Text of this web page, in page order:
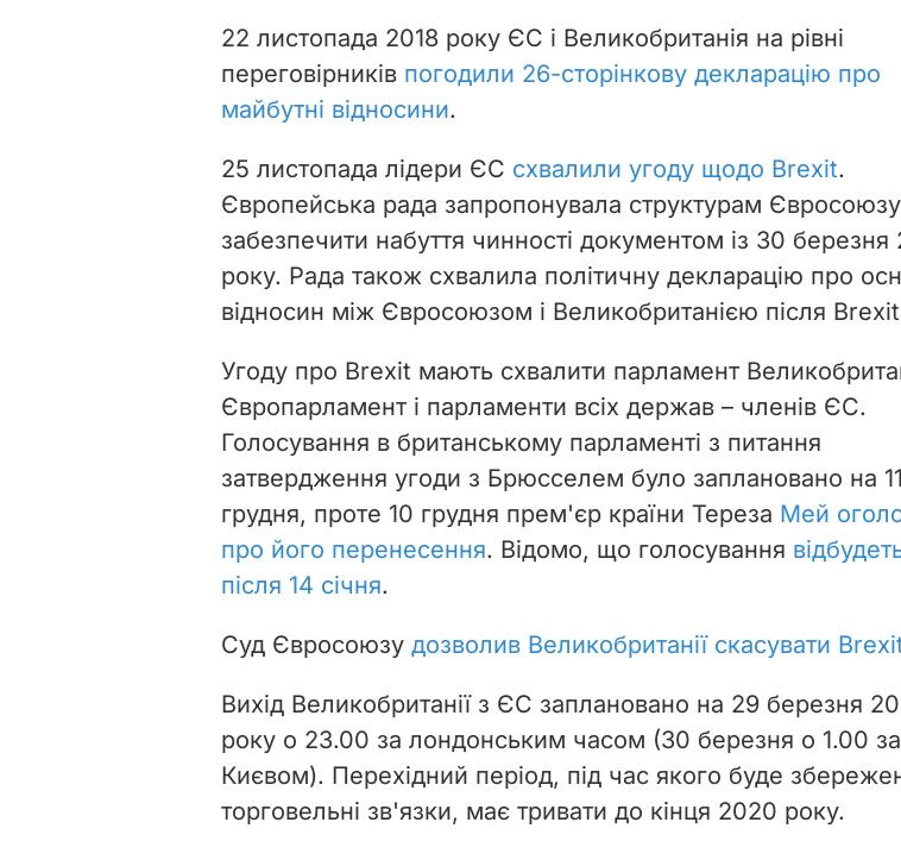
22 листопада 2018 року ЄС і Великобританія на рівні
переговірників погодили 26-сторінкову декларацію про
майбутні відносини.
25 листопада лідери ЄС схвалили угоду щодо Brexit.
Європейська рада запропонувала структурам Євросоюзу
забезпечити набуття чинності документом із 30 березня
року. Рада також схвалила політичну декларацію про
відносин між Євросоюзом і Великобританією після
Угоду про Brexit мають схвалити парламент
Європарламент і парламенти всіх держав – членів ЄС.
Голосування в британському парламенті з питання
затвердження угоди з Брюсселем було заплановано на 11
грудня, проте 10 грудня прем'єр країни Тереза Мей
про його перенесення. Відомо, що голосування
після 14 січня.
Суд Євросоюзу дозволив Великобританії скасувати
Вихід Великобританії з ЄС заплановано на 29 березня
року о 23.00 за лондонським часом (30 березня о 1.00 за
Києвом). Перехідний період, під час якого буде
торговельні зв'язки, має тривати до кінця 2020 року.